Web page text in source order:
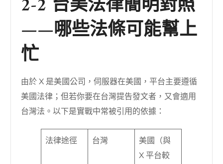
——哪些法條可能幫上
忙
由於 X 是美國公司，伺服器在美國，平台主要遵循
美國法律；但若你要在台灣提告發文者，又會適用
台灣法。以下是實戰中常被引用的依據：
法律途徑 台灣
美國（與
X 平台較